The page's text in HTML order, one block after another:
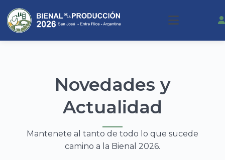
Novedades y
Actualidad
Mantenete al tanto de todo lo que sucede
camino a la Bienal 2026.